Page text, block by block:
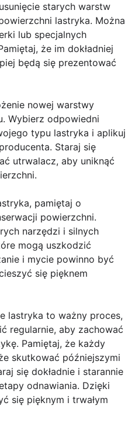
starych warstw
lastryka. Można
lub specjalnych
że im dokładniej
będą się prezentować
nowej warstwy
Wybierz odpowiedni
typu lastryka i aplikuj
Staraj się
utrwalacz, aby uniknąć
pamiętaj o
powierzchni.
narzędzi i silnych
mogą uszkodzić
i mycie powinno być
się pięknem
lastryka to ważny proces,
regularnie, aby zachować
Pamiętaj, że każdy
skutkować późniejszymi
się dokładnie i starannie
odnawiania. Dzięki
się pięknym i trwałym